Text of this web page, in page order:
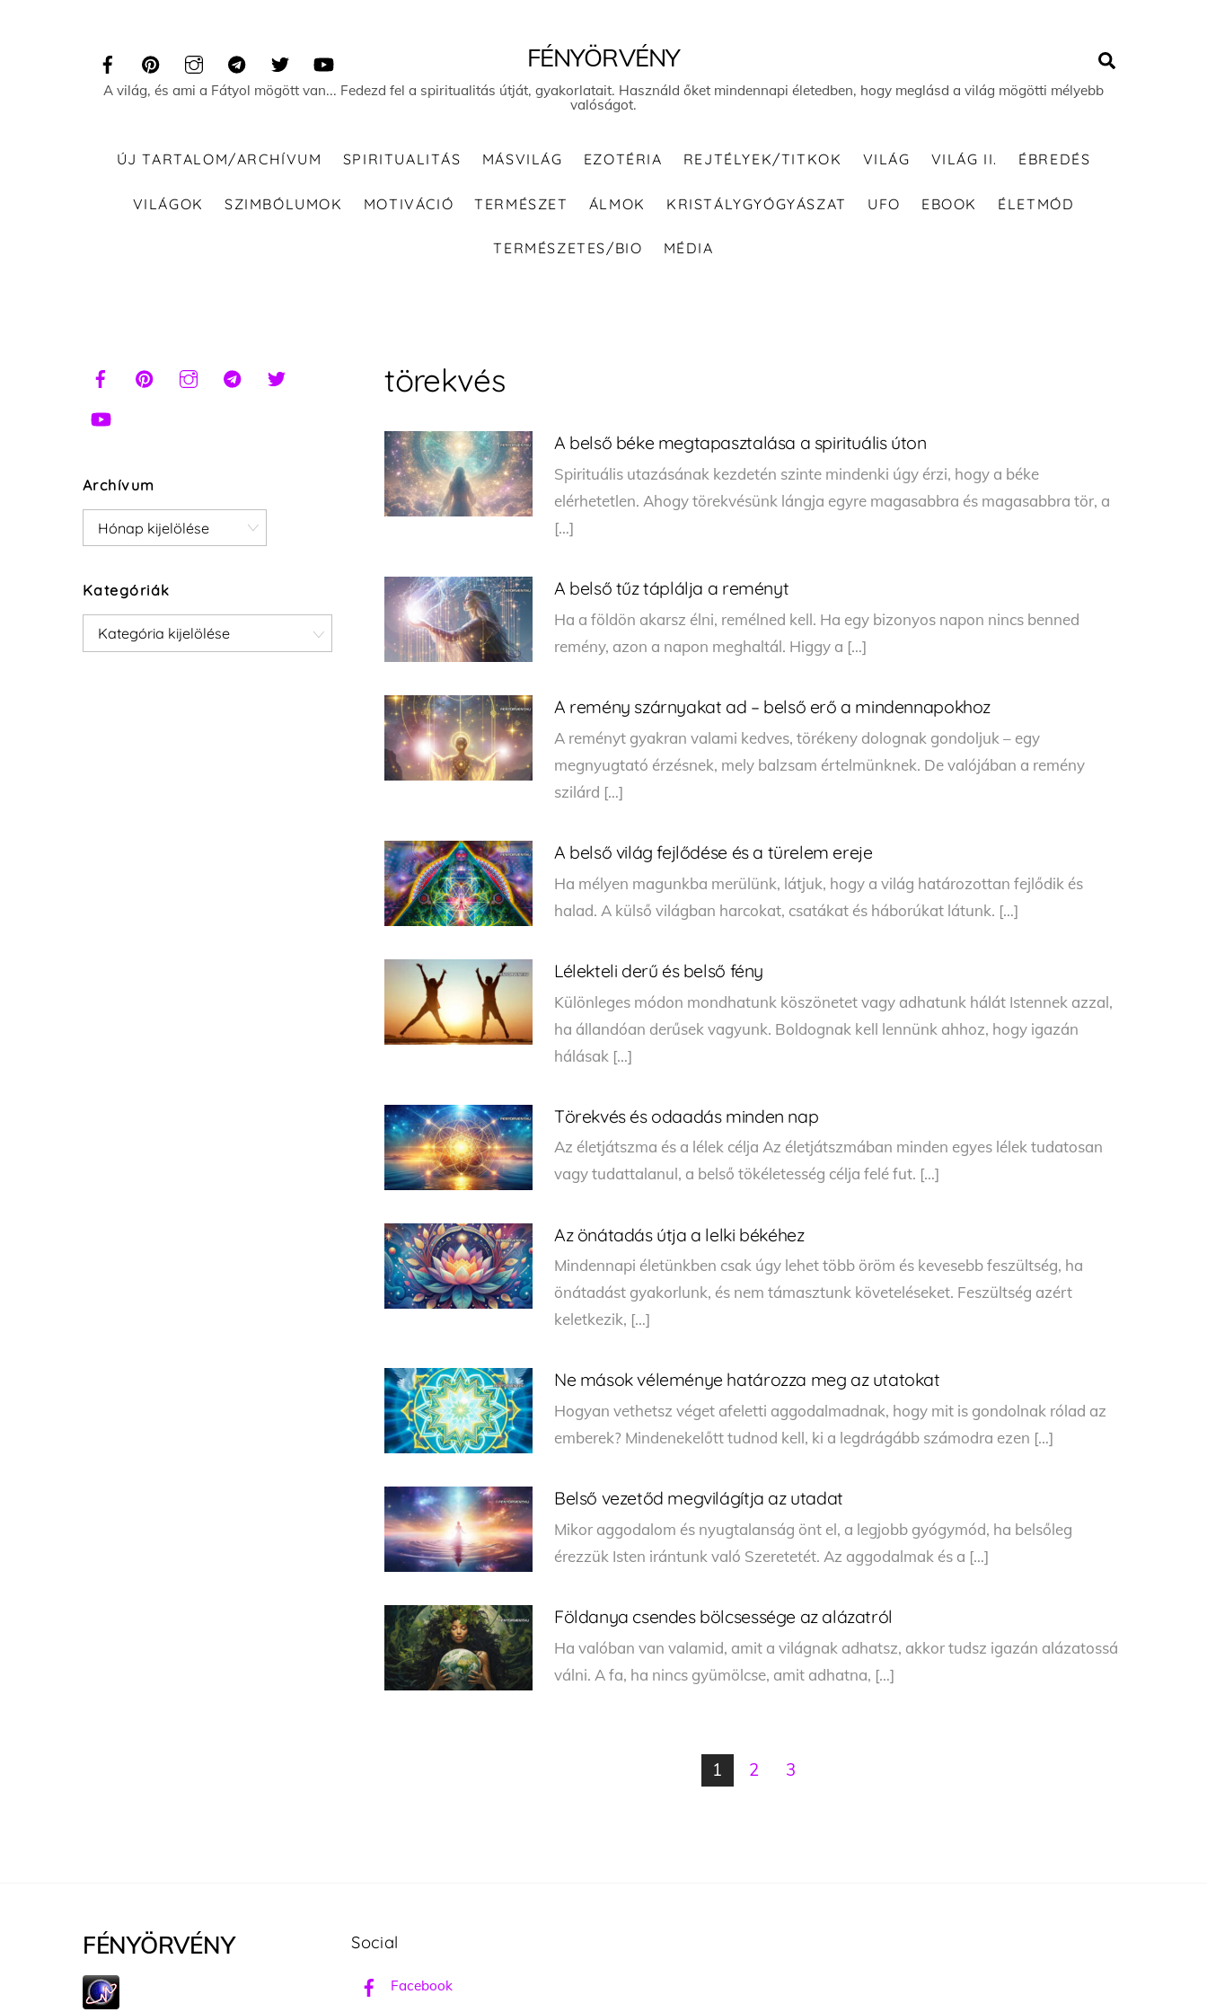
FÉNYÖRVÉNY
A világ, és ami a Fátyol mögött van... Fedezd fel a spiritualitás útját, gyakorlatait. Használd őket mindennapi életedben, hogy meglásd a világ mögötti mélyebb
valóságot.
ÚJ TARTALOM/ARCHÍVUM SPIRITUALITÁS MÁSVILÁG EZOTÉRIA REJTÉLYEK/TITKOK VILÁG VILÁG II. ÉBREDÉS
VILÁGOK SZIMBÓLUMOK MOTIVÁCIÓ TERMÉSZET ÁLMOK KRISTÁLYGYÓGYÁSZAT UFO EBOOK ÉLETMÓD
TERMÉSZETES/BIO MÉDIA
törekvés
A belső béke megtapasztalása a spirituális úton
Spirituális utazásának kezdetén szinte mindenki úgy érzi, hogy a béke
elérhetetlen. Ahogy törekvésünk lángja egyre magasabbra és magasabbra tör, a
[…]
A belső tűz táplálja a reményt
Ha a földön akarsz élni, remélned kell. Ha egy bizonyos napon nincs benned
remény, azon a napon meghaltál. Higgy a […]
A remény szárnyakat ad – belső erő a mindennapokhoz
A reményt gyakran valami kedves, törékeny dolognak gondoljuk – egy
megnyugtató érzésnek, mely balzsam értelmünknek. De valójában a remény
szilárd […]
A belső világ fejlődése és a türelem ereje
Ha mélyen magunkba merülünk, látjuk, hogy a világ határozottan fejlődik és
halad. A külső világban harcokat, csatákat és háborúkat látunk. […]
Lélekteli derű és belső fény
Különleges módon mondhatunk köszönetet vagy adhatunk hálát Istennek azzal,
ha állandóan derűsek vagyunk. Boldognak kell lennünk ahhoz, hogy igazán
hálásak […]
Törekvés és odaadás minden nap
Az életjátszma és a lélek célja Az életjátszmában minden egyes lélek tudatosan
vagy tudattalanul, a belső tökéletesség célja felé fut. […]
Az önátadás útja a lelki békéhez
Mindennapi életünkben csak úgy lehet több öröm és kevesebb feszültség, ha
önátadást gyakorlunk, és nem támasztunk követeléseket. Feszültség azért
keletkezik, […]
Ne mások véleménye határozza meg az utatokat
Hogyan vethetsz véget afeletti aggodalmadnak, hogy mit is gondolnak rólad az
emberek? Mindenekelőtt tudnod kell, ki a legdrágább számodra ezen […]
Belső vezetőd megvilágítja az utadat
Mikor aggodalom és nyugtalanság önt el, a legjobb gyógymód, ha belsőleg
érezzük Isten irántunk való Szeretetét. Az aggodalmak és a […]
Földanya csendes bölcsessége az alázatról
Ha valóban van valamid, amit a világnak adhatsz, akkor tudsz igazán alázatossá
válni. A fa, ha nincs gyümölcse, amit adhatna, […]
1 2 3
Archívum
Archívum
Kategóriák
Kategóriák
FÉNYÖRVÉNY Social
Facebook